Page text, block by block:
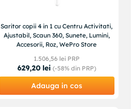
Saritor copii 4 in 1 cu Centru Activitati,
Ajustabil, Scaun 360, Sunete, Lumini,
Accesorii, Roz, WePro Store
1.506,56 lei PRP
629,20 lei (-58%din PRP)
Adauga in cos